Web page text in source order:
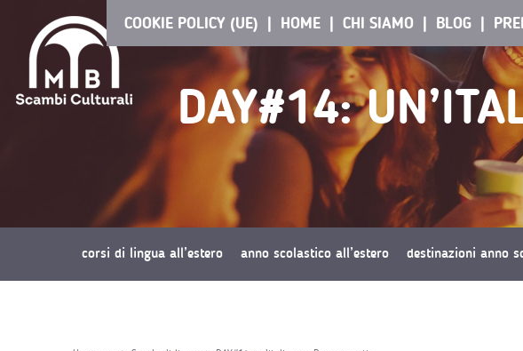
BLOG
CHI SIAMO
HOME
COOKIE POLICY (UE)
DAY#14:
corsi di lingua all’estero anno scolastico all’estero destinazioni anno